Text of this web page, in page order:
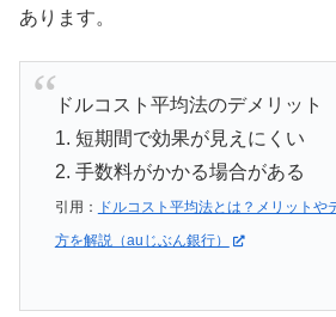
あります。
ドルコスト平均法のデメリット
1. 短期間で効果が見えにくい
2. 手数料がかかる場合がある
引用：
ドルコスト平均法とは？メリットや
方を解説（auじぶん銀行）